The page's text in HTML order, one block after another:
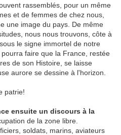
rassemblés, pour un même
et de femmes de chez nous,
une image du pays. De même
nous nous trouvons, côte à
le signe immortel de notre
faire que la France, restée
de son Histoire, se laisse
aurore se dessine à l'horizon.
patrie!
ensuite un discours à la
de la zone libre.
soldats, marins, aviateurs